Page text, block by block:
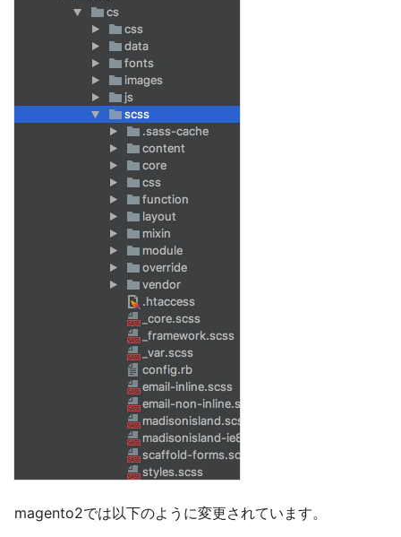
magento2では以下のように変更されています。